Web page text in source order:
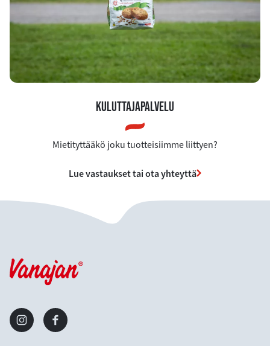
KULUTTAJAPALVELU
Mietityttääkö joku tuotteisiimme liittyen?
Lue vastaukset tai ota yhteyttä